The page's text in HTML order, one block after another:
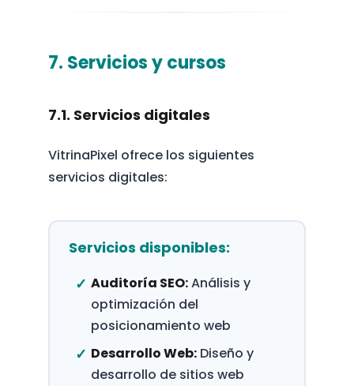
7. Servicios y cursos
7.1. Servicios digitales
VitrinaPixel ofrece los siguientes
servicios digitales:
Servicios disponibles:
Auditoría SEO:Análisis y
optimización del
posicionamiento web
Desarrollo Web:Diseño y
desarrollo de sitios web